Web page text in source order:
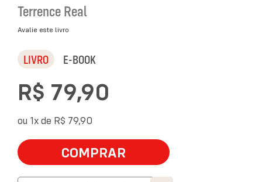
imagensTerrence Real
Avalie este livro
LIVRO E-BOOK
COMPRAR
R$ 79,90
ou 1x de R$ 79,90